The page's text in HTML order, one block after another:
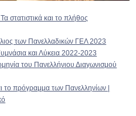
στατιστικά και το πλήθος
των Πανελλαδικών ΓΕΛ 2023
και Λύκεια 2022-2023
του Πανελλήνιου Διαγωνισμού
το πρόγραμμα των Πανελληνίων |